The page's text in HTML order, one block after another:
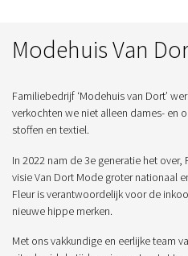
Modehuis Van
Familiebedrijf ‘Modehuis van Dort’
verkochten we niet alleen dames- en
stoffen en textiel.
In 2022 nam de 3e generatie het over,
visie Van Dort Mode groter nationaal
Fleur is verantwoordelijk voor de
nieuwe hippe merken.
Met ons vakkundige en eerlijke team